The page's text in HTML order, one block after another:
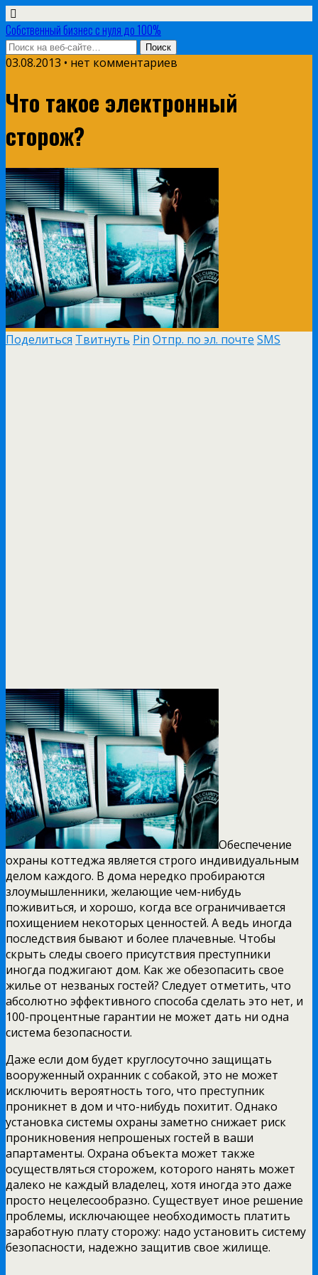
Собственный бизнес с нуля до 100%
03.08.2013 • нет комментариев
Что такое электронный
сторож?
Поделиться Твитнуть Pin Отпр. по эл. почте SMS
Обеспечение
охраны коттеджа является строго индивидуальным
делом каждого. В дома нередко пробираются
злоумышленники, желающие чем-нибудь
поживиться, и хорошо, когда все ограничивается
похищением некоторых ценностей. А ведь иногда
последствия бывают и более плачевные. Чтобы
скрыть следы своего присутствия преступники
иногда поджигают дом. Как же обезопасить свое
жилье от незваных гостей? Следует отметить, что
абсолютно эффективного способа сделать это нет, и
100-процентные гарантии не может дать ни одна
система безопасности.
Даже если дом будет круглосуточно защищать
вооруженный охранник с собакой, это не может
исключить вероятность того, что преступник
проникнет в дом и что-нибудь похитит. Однако
установка системы охраны заметно снижает риск
проникновения непрошеных гостей в ваши
апартаменты. Охрана объекта может также
осуществляться сторожем, которого нанять может
далеко не каждый владелец, хотя иногда это даже
просто нецелесообразно. Существует иное решение
проблемы, исключающее необходимость платить
заработную плату сторожу: надо установить систему
безопасности, надежно защитив свое жилище.